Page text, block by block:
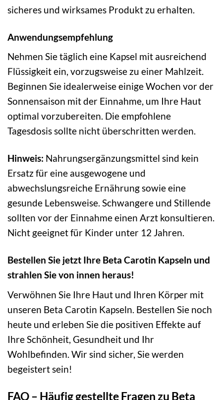
sicheres und wirksames Produkt zu erhalten.
Anwendungsempfehlung
Nehmen Sie täglich eine Kapsel mit ausreichend
Flüssigkeit ein, vorzugsweise zu einer Mahlzeit.
Beginnen Sie idealerweise einige Wochen vor der
Sonnensaison mit der Einnahme, um Ihre Haut
optimal vorzubereiten. Die empfohlene
Tagesdosis sollte nicht überschritten werden.
Hinweis: Nahrungsergänzungsmittel sind kein
Ersatz für eine ausgewogene und
abwechslungsreiche Ernährung sowie eine
gesunde Lebensweise. Schwangere und Stillende
sollten vor der Einnahme einen Arzt konsultieren.
Nicht geeignet für Kinder unter 12 Jahren.
Bestellen Sie jetzt Ihre Beta Carotin Kapseln und
strahlen Sie von innen heraus!
Verwöhnen Sie Ihre Haut und Ihren Körper mit
unseren Beta Carotin Kapseln. Bestellen Sie noch
heute und erleben Sie die positiven Effekte auf
Ihre Schönheit, Gesundheit und Ihr
Wohlbefinden. Wir sind sicher, Sie werden
begeistert sein!
FAQ – Häufig gestellte Fragen zu Beta